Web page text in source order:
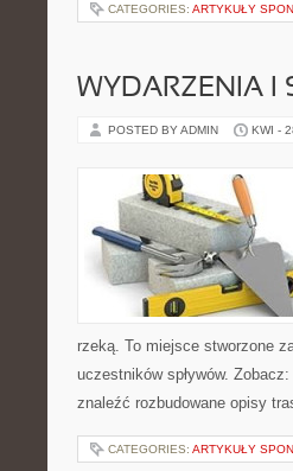
CATEGORIES: ARTYKUŁY
WYDARZENIA I
POSTED BY ADMIN KWI -
rzeką. To miejsce stworzone
uczestników spływów.
znaleźć rozbudowane opisy
CATEGORIES: ARTYKUŁY